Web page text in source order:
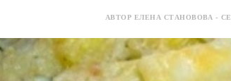
АВТОР ЕЛЕНА СТАНОВОВА -